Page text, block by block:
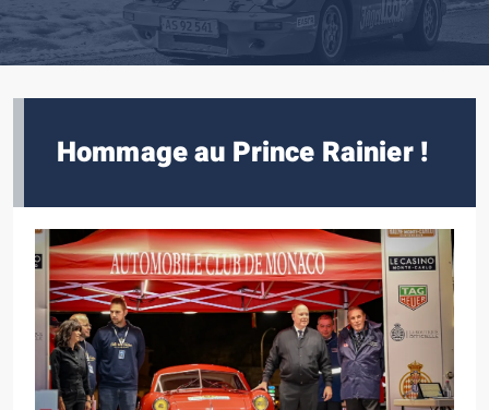
Hommage au Prince Rainier !